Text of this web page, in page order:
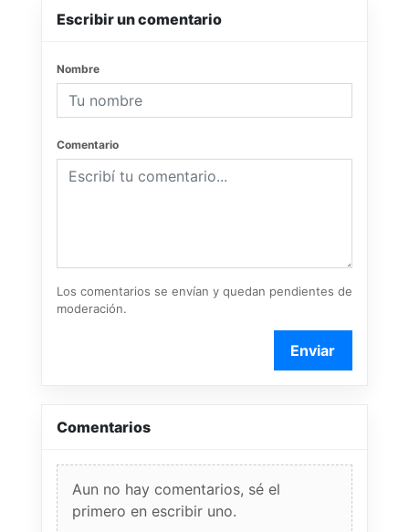
Escribir un comentario
Nombre
Comentario
Los comentarios se envían y quedan pendientes de
moderación.
Enviar
Comentarios
Aun no hay comentarios, sé el
primero en escribir uno.